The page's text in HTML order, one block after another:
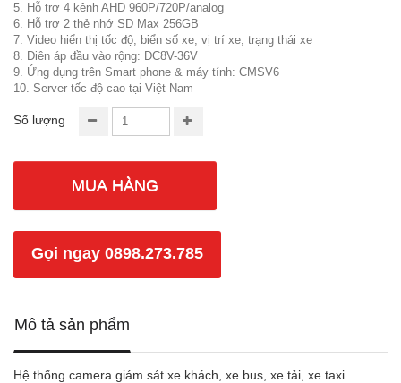
5. Hỗ trợ 4 kênh AHD 960P/720P/analog
6. Hỗ trợ 2 thẻ nhớ SD Max 256GB
7. Video hiển thị tốc độ, biển số xe, vị trí xe, trạng thái xe
8. Điên áp đầu vào rộng: DC8V-36V
9. Ứng dụng trên Smart phone & máy tính: CMSV6
10. Server tốc độ cao tại Việt Nam
Số lượng
MUA HÀNG
Gọi ngay 0898.273.785
Mô tả sản phẩm
Hệ thống camera giám sát xe khách, xe bus, xe tải, xe taxi